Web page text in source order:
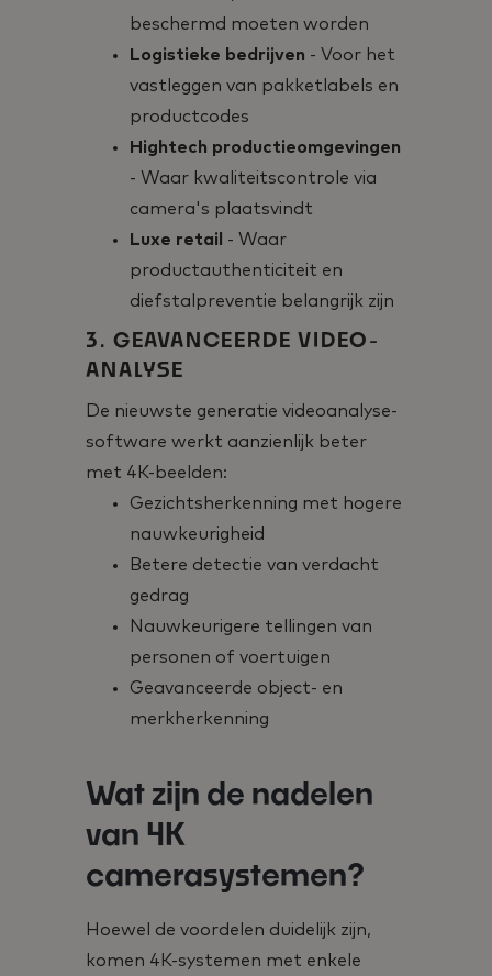
beschermd moeten worden
Logistieke bedrijven - Voor het
vastleggen van pakketlabels en
productcodes
Hightech productieomgevingen
- Waar kwaliteitscontrole via
camera's plaatsvindt
Luxe retail
- Waar
productauthenticiteit en
diefstalpreventie belangrijk zijn
3. GEAVANCEERDE VIDEO-
ANALYSE
De nieuwste generatie videoanalyse-
software werkt aanzienlijk beter
met 4K-beelden:
Gezichtsherkenning met hogere
nauwkeurigheid
Betere detectie van verdacht
gedrag
Nauwkeurigere tellingen van
personen of voertuigen
Geavanceerde object- en
merkherkenning
Wat zijn de nadelen
van 4K
camerasystemen?
Hoewel de voordelen duidelijk zijn,
komen 4K-systemen met enkele